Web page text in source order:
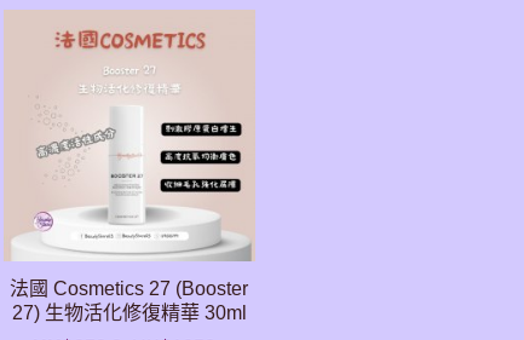
法國 Cosmetics 27 (Booster
27) 生物活化修復精華 30ml